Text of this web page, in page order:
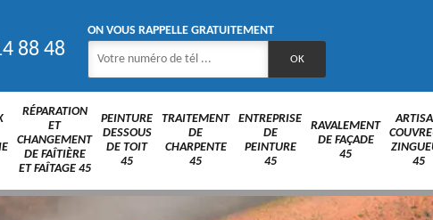
88 48
ON VOUS RAPPELLE GRATUITEMENT
RÉPARATION
ET
CHANGEMENT
DE FAÎTIÈRE
ET FAÎTAGE 45
PEINTURE
DESSOUS
DE TOIT
45
TRAITEMENT
DE
CHARPENTE
45
ENTREPRISE
DE
PEINTURE
45
RAVALEMENT
DE FAÇADE
45
45